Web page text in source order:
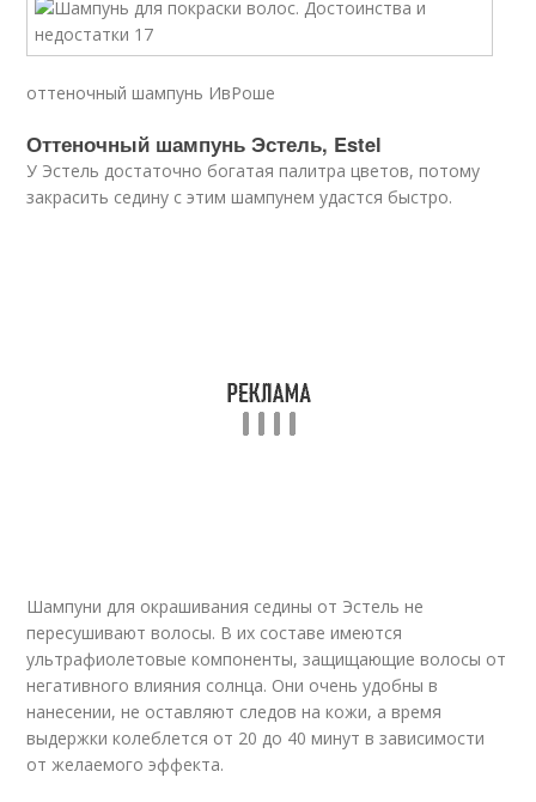
оттеночный шампунь ИвРоше
Оттеночный шампунь Эстель, Estel
У Эстель достаточно богатая палитра цветов, потому
закрасить седину с этим шампунем удастся быстро.
Шампуни для окрашивания седины от Эстель не
пересушивают волосы. В их составе имеются
ультрафиолетовые компоненты, защищающие волосы от
негативного влияния солнца. Они очень удобны в
нанесении, не оставляют следов на кожи, а время
выдержки колеблется от 20 до 40 минут в зависимости
от желаемого эффекта.